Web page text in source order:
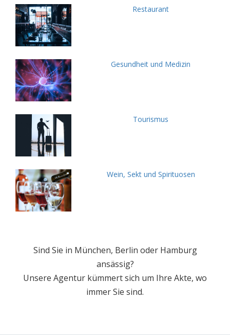
Restaurant
Gesundheit und Medizin
Tourismus
Wein, Sekt und Spirituosen
Sind Sie in München, Berlin oder Hamburg
ansässig?
Unsere Agentur kümmert sich um Ihre Akte, wo
immer Sie sind.